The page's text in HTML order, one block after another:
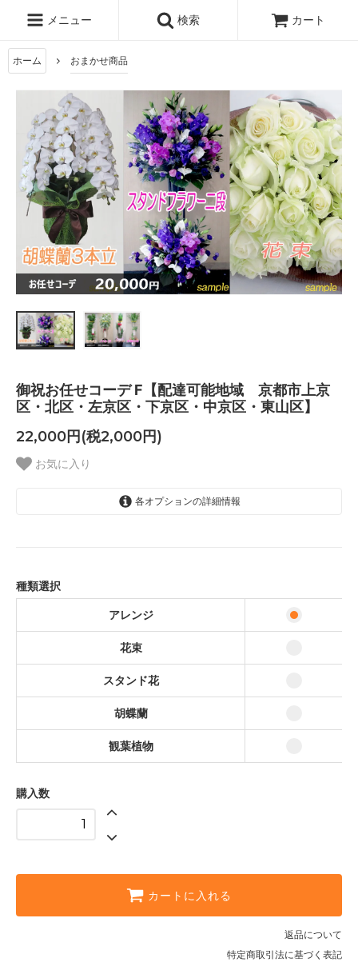
メニュー 検索 カート
ホーム おまかせ商品
御祝お任せコーデ F【配達可能地域 京都市上京
区・北区・左京区・下京区・中京区・東山区】
22,000円(税2,000円)
お気に入り
各オプションの詳細情報
種類選択
アレンジ
花束
スタンド花
胡蝶蘭
観葉植物
購入数
カートに入れる
返品について
特定商取引法に基づく表記